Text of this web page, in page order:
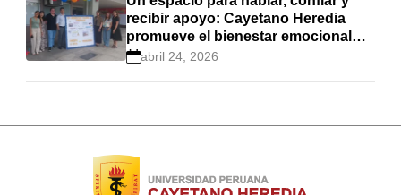
recibir apoyo: Cayetano Heredia
promueve el bienestar emocional
estudiantil
abril 24, 2026